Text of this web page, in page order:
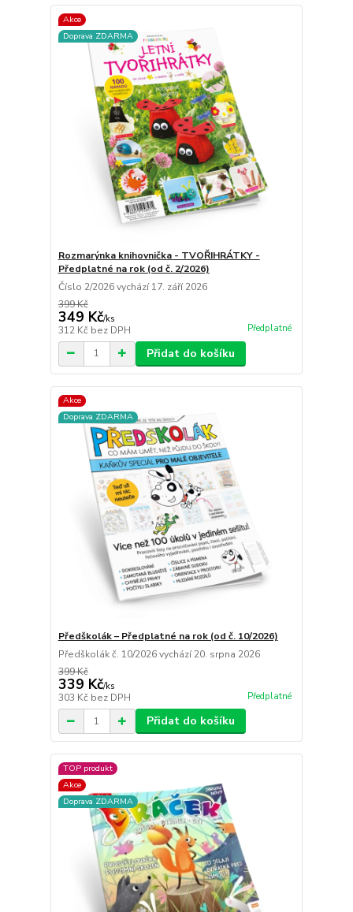
Akce
Doprava ZDARMA
Rozmarýnka knihovnička - TVOŘIHRÁTKY -
Předplatné na rok (od č. 2/2026)
Číslo 2/2026 vychází 17. září 2026
399 Kč
349 Kč/ks
312 Kč bez DPH Předplatné
Přidat do košíku
Akce
Doprava ZDARMA
Předškolák – Předplatné na rok (od č. 10/2026)
Předškolák č. 10/2026 vychází 20. srpna 2026
399 Kč
339 Kč/ks
303 Kč bez DPH Předplatné
Přidat do košíku
TOP produkt
Akce
Doprava ZDARMA